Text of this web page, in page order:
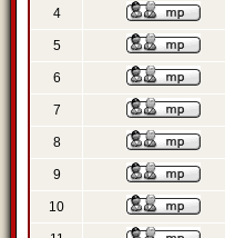
4
5
6
7
8
9
10